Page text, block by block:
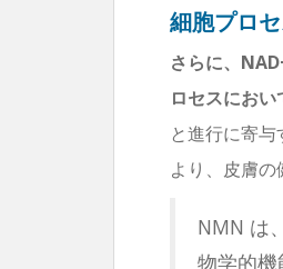
細胞プロ
さらに、
ロセスにおい
と進行に寄
より、皮膚の
NMN は
物学的機